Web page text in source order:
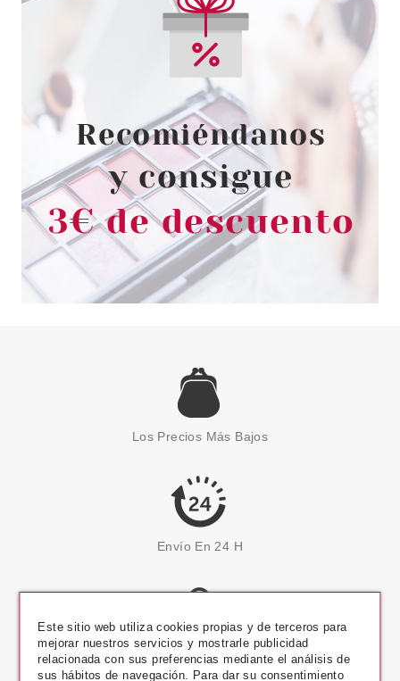
Los Precios Más Bajos
Envío En 24 H
Pago Seguro
Este sitio web utiliza cookies propias y de terceros para
mejorar nuestros servicios y mostrarle publicidad
relacionada con sus preferencias mediante el análisis de
sus hábitos de navegación. Para dar su consentimiento